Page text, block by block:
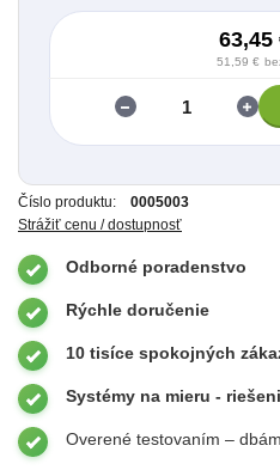
63,45
51,59 €
Číslo produktu:
0005003
Strážiť cenu / dostupnosť
Odborné poradenstvo
Rýchle doručenie
10 tisíce spokojných
Systémy na mieru -
Overené testovaním –